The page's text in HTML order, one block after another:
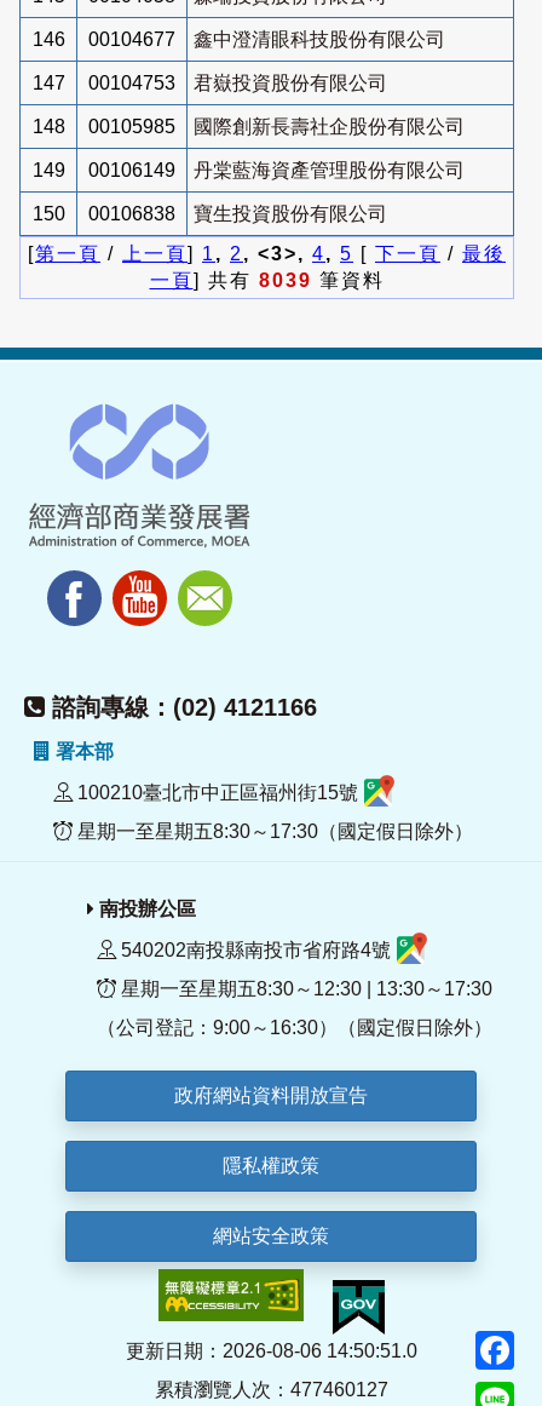
146 00104677 鑫中澄清眼科技股份有限公司
147 00104753 君嶽投資股份有限公司
148 00105985 國際創新長壽社企股份有限公司
149 00106149 丹棠藍海資產管理股份有限公司
150 00106838
寶生投資股份有限公司
[第一頁 / 上一頁] 1 , 2 , <3>, 4, 5 [ 下一頁 / 最後
一頁] 共有 8039 筆資料
諮詢專線：(02) 4121166
署本部
100210臺北市中正區福州街15號
星期一至星期五8:30～17:30（國定假日除外）
南投辦公區
540202南投縣南投市省府路4號
星期一至星期五8:30～12:30 | 13:30～17:30
（公司登記：9:00～16:30）（國定假日除外）
政府網站資料開放宣告
隱私權政策
網站安全政策
更新日期：2026-08-06 14:50:51.0
累積瀏覽人次：477460127